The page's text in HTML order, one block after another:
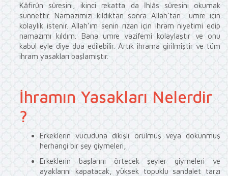
Kâfirûn sûresini, ikinci rekatta da İhlâs sûresini okumak
sünnettir. Namazımızı kıldıktan sonra Allah’tan umre için
kolaylık istenir. Allah’ım senin rızan için ihram niyetimi edip
namazımı kıldım. Bana umre vazifemi kolaylaştır ve onu
kabul eyle diye dua edilebilir. Artık ihrama girilmiştir ve tüm
ihram yasakları başlamıştır.
İhramın Yasakları Nelerdir
?
Erkeklerin vücuduna dikişli örülmüş veya dokunmuş
herhangi bir şey giymeleri,
Erkeklerin başlarını örtecek şeyler giymeleri ve
ayaklarını kapatacak, yüksek topuklu sandalet tarzı